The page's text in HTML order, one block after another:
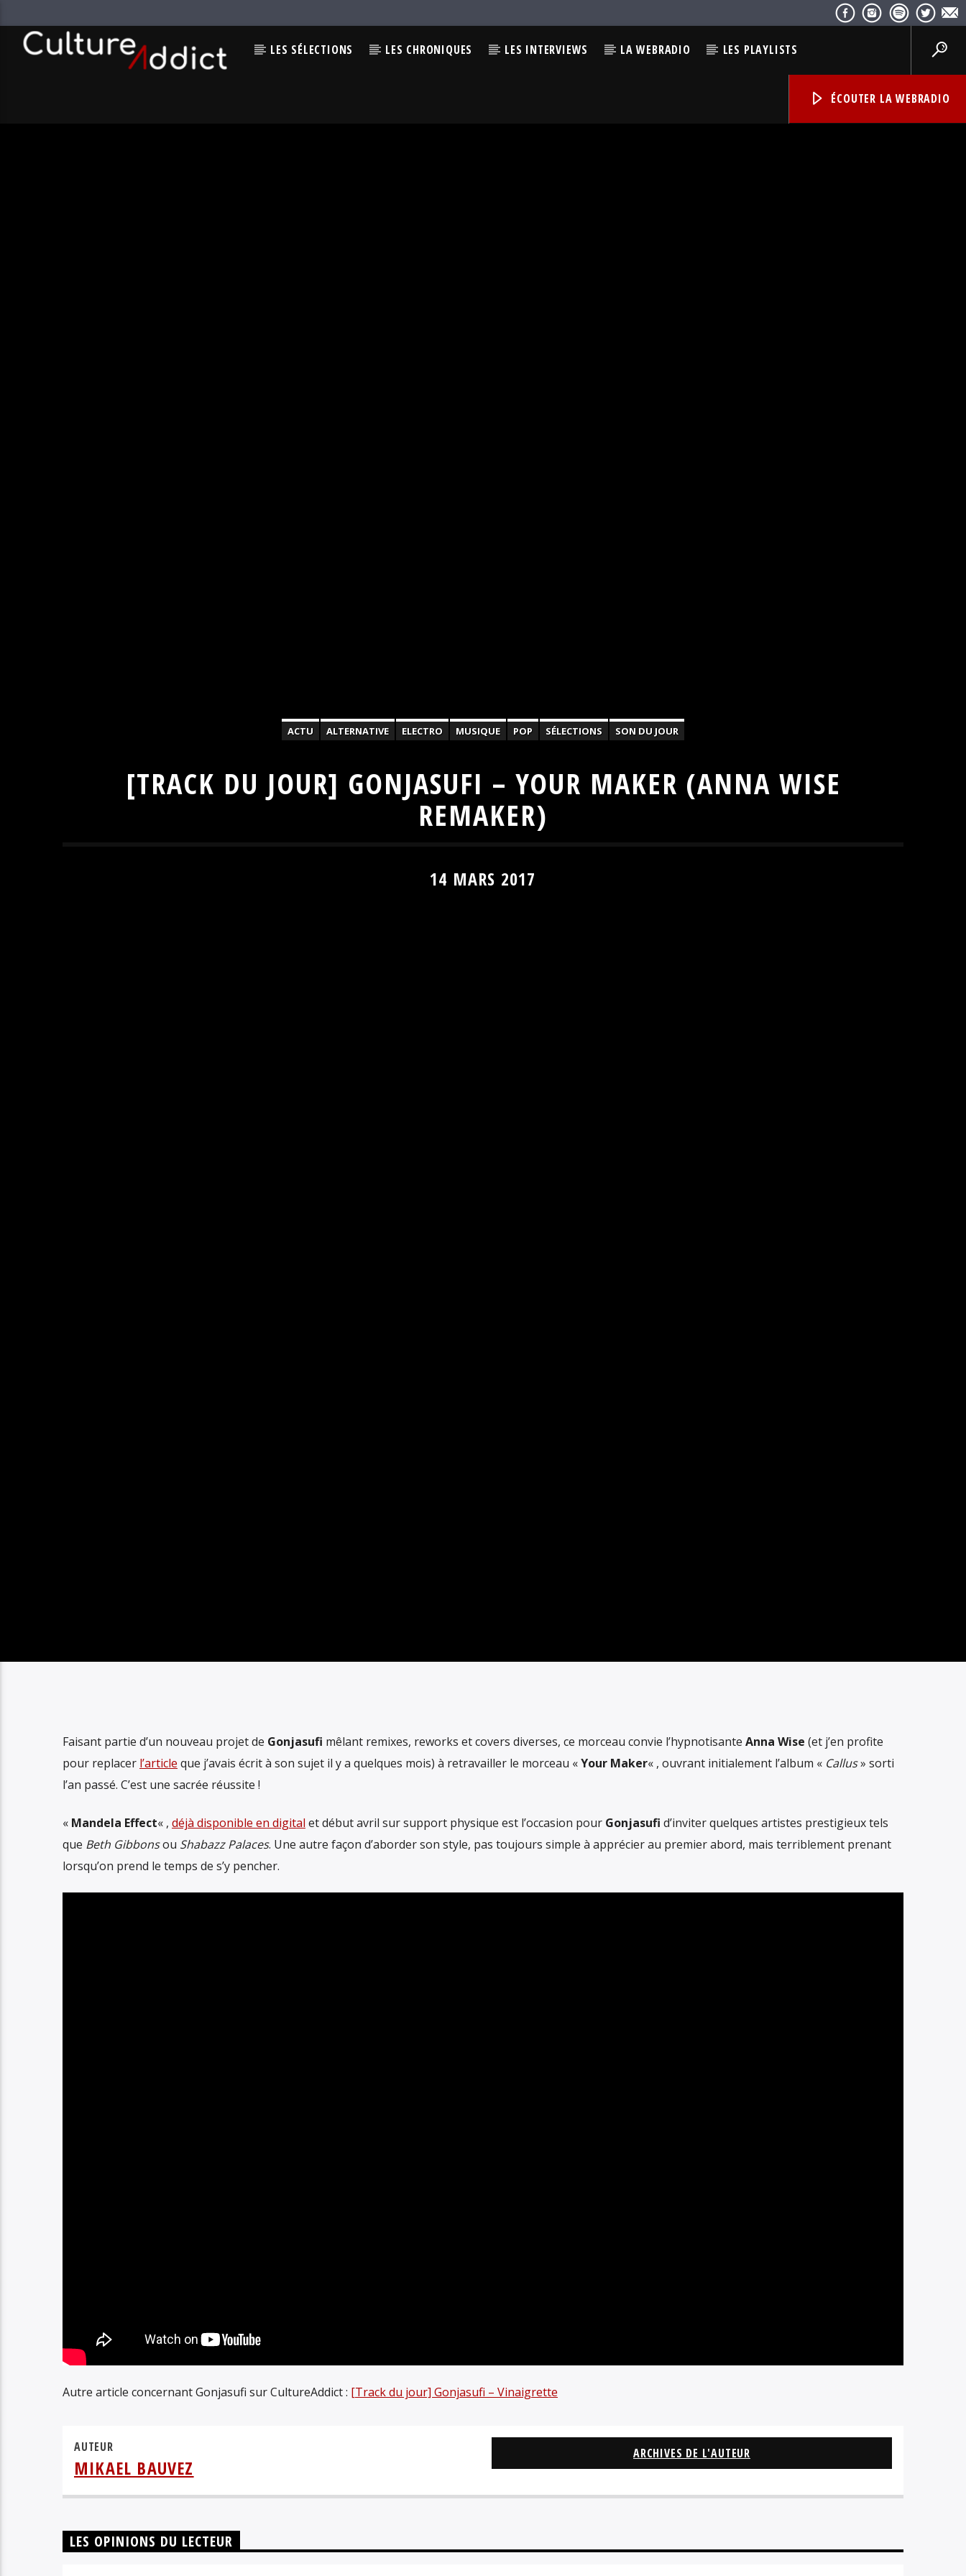
LES SÉLECTIONS LES CHRONIQUES LES INTERVIEWS LA WEBRADIO LES PLAYLISTS
ÉCOUTER LA WEBRADIO
ACTU ALTERNATIVE ELECTRO MUSIQUE POP SÉLECTIONS SON DU JOUR
[TRACK DU JOUR] GONJASUFI – YOUR MAKER (ANNA WISE
REMAKER)
14 MARS 2017
Faisant partie d’un nouveau projet de Gonjasufi mêlant remixes, reworks et covers diverses, ce morceau convie l’hypnotisante Anna Wise (et j’en profite
pour replacer l’article que j’avais écrit à son sujet il y a quelques mois) à retravailler le morceau «Your Maker« , ouvrant initialement l’album « Callus» sorti
l’an passé. C’est une sacrée réussite !
« Mandela Effect« , déjà disponible en digital et début avril sur support physique est l’occasion pour Gonjasufi d’inviter quelques artistes prestigieux tels
que Beth Gibbonsou Shabazz Palaces. Une autre façon d’aborder son style, pas toujours simple à apprécier au premier abord, mais terriblement prenant
lorsqu’on prend le temps de s’y pencher.
Autre article concernant Gonjasufi sur CultureAddict : [Track du jour] Gonjasufi – Vinaigrette
AUTEUR
MIKAEL BAUVEZ
ARCHIVES DE L'AUTEUR
LES OPINIONS DU LECTEUR